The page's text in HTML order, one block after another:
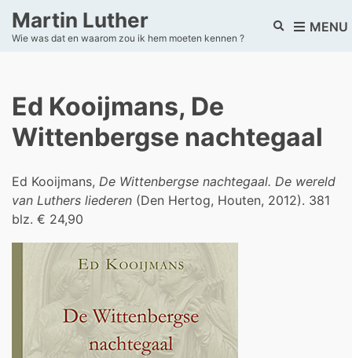
Martin Luther
Wie was dat en waarom zou ik hem moeten kennen ?
E
e
a
c
h
MENU
Ed Kooijmans, De
Wittenbergse nachtegaal
Ed Kooijmans, De Wittenbergse nachtegaal. De wereld
van Luthers liederen (Den Hertog, Houten, 2012). 381
blz. € 24,90